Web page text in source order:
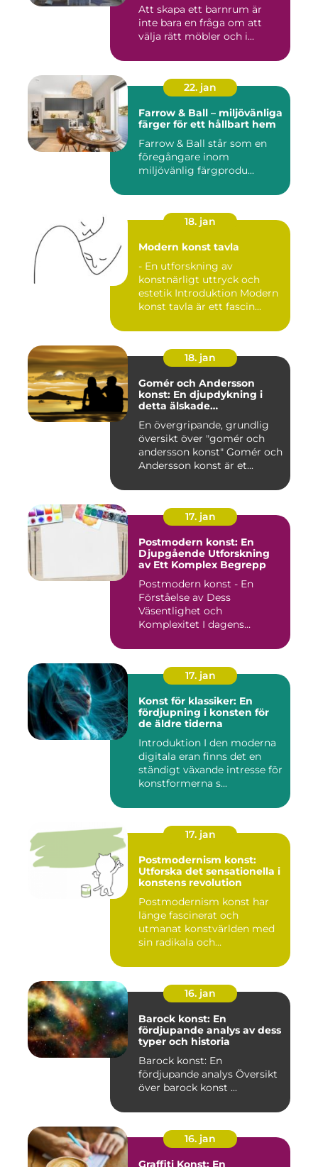
Att skapa ett barnrum är
inte bara en fråga om att
välja rätt möbler och i...
22. jan
Farrow & Ball – miljövänliga
färger för ett hållbart hem
Farrow & Ball står som en
föregångare inom
miljövänlig färgprodu...
18. jan
Modern konst tavla
- En utforskning av
konstnärligt uttryck och
estetik Introduktion Modern
konst tavla är ett fascin...
18. jan
Gomér och Andersson
konst: En djupdykning i
detta älskade
En övergripande, grundlig
översikt över "gomér och
andersson konst" Gomér och
Andersson konst är et...
17. jan
Postmodern konst: En
Djupgående Utforskning
av Ett Komplex Begrepp
Postmodern konst - En
Förståelse av Dess
Väsentlighet och
Komplexitet I dagens
17. jan
Konst för klassiker: En
fördjupning i konsten för
de äldre tiderna
Introduktion I den moderna
digitala eran finns det en
ständigt växande intresse för
konstformerna s...
17. jan
Postmodernism konst:
Utforska det sensationella i
konstens revolution
Postmodernism konst har
länge fascinerat och
utmanat konstvärlden med
sin radikala och
16. jan
Barock konst: En
fördjupande analys av dess
typer och historia
Barock konst: En
fördjupande analys Översikt
över barock konst ...
16. jan
Graffiti Konst: En